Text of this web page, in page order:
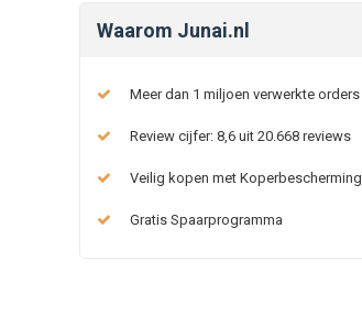
Waarom Junai.nl
Meer dan 1 miljoen verwerkte orders
Review cijfer: 8,6 uit 20.668 reviews
Veilig kopen met Koperbescherming
Gratis Spaarprogramma